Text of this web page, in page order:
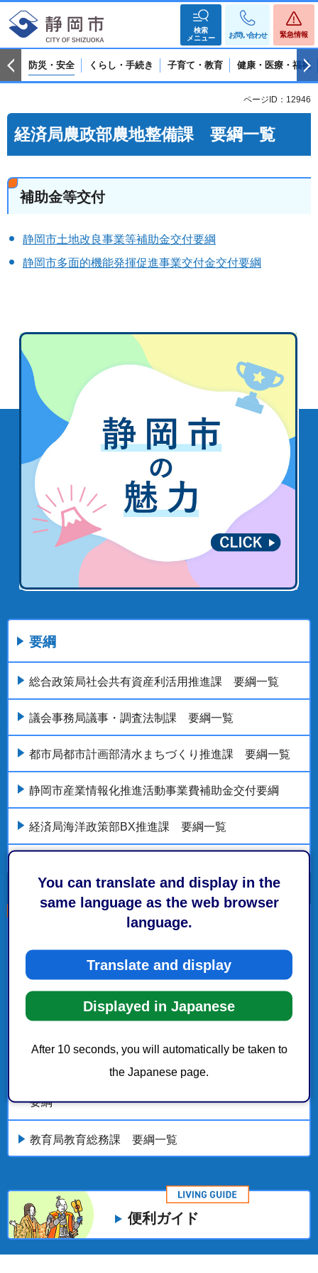
You can translate and display in the
same language as the web browser
language.
Translate and display
Displayed in Japanese
After 10 seconds, you will automatically be taken to
the Japanese page.
検索
メニュー
お問い合わせ 緊急情報
防災・安全 くらし・手続き 子育て・教育 健康・医療・福祉
ページID：12946
経済局農政部農地整備課 要綱一覧
補助金等交付
静岡市土地改良事業等補助金交付要綱
静岡市多面的機能発揮促進事業交付金交付要綱
要綱
総合政策局社会共有資産利活用推進課 要綱一覧
議会事務局議事・調査法制課 要綱一覧
都市局都市計画部清水まちづくり推進課 要綱一覧
静岡市産業情報化推進活動事業費補助金交付要綱
経済局海洋政策部BX推進課 要綱一覧
こちらの記事も読まれています。
都市局建築部住宅政策課 要綱一覧
日本平動物園サポーター認定事業実施要綱
要綱
教育局教育総務課 要綱一覧
便利ガイド